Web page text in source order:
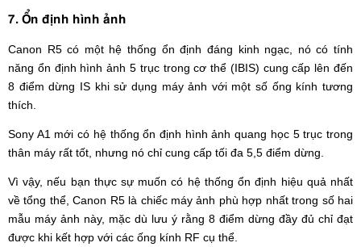
7. Ổn định hình ảnh
Canon R5 có một hệ thống ổn định đáng kinh ngạc, nó có tính
năng ổn định hình ảnh 5 trục trong cơ thể (IBIS) cung cấp lên đến
8 điểm dừng IS khi sử dụng máy ảnh với một số ống kính tương
thích.
Sony A1 mới có hệ thống ổn định hình ảnh quang học 5 trục trong
thân máy rất tốt, nhưng nó chỉ cung cấp tối đa 5,5 điểm dừng.
Vì vậy, nếu bạn thực sự muốn có hệ thống ổn định hiệu quả nhất
về tổng thể, Canon R5 là chiếc máy ảnh phù hợp nhất trong số hai
mẫu máy ảnh này, mặc dù lưu ý rằng 8 điểm dừng đầy đủ chỉ đạt
được khi kết hợp với các ống kính RF cụ thể.